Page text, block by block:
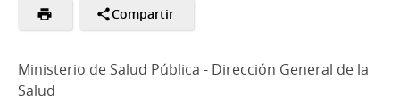
Compartir
Ministerio de Salud Pública - Dirección General de la
Salud